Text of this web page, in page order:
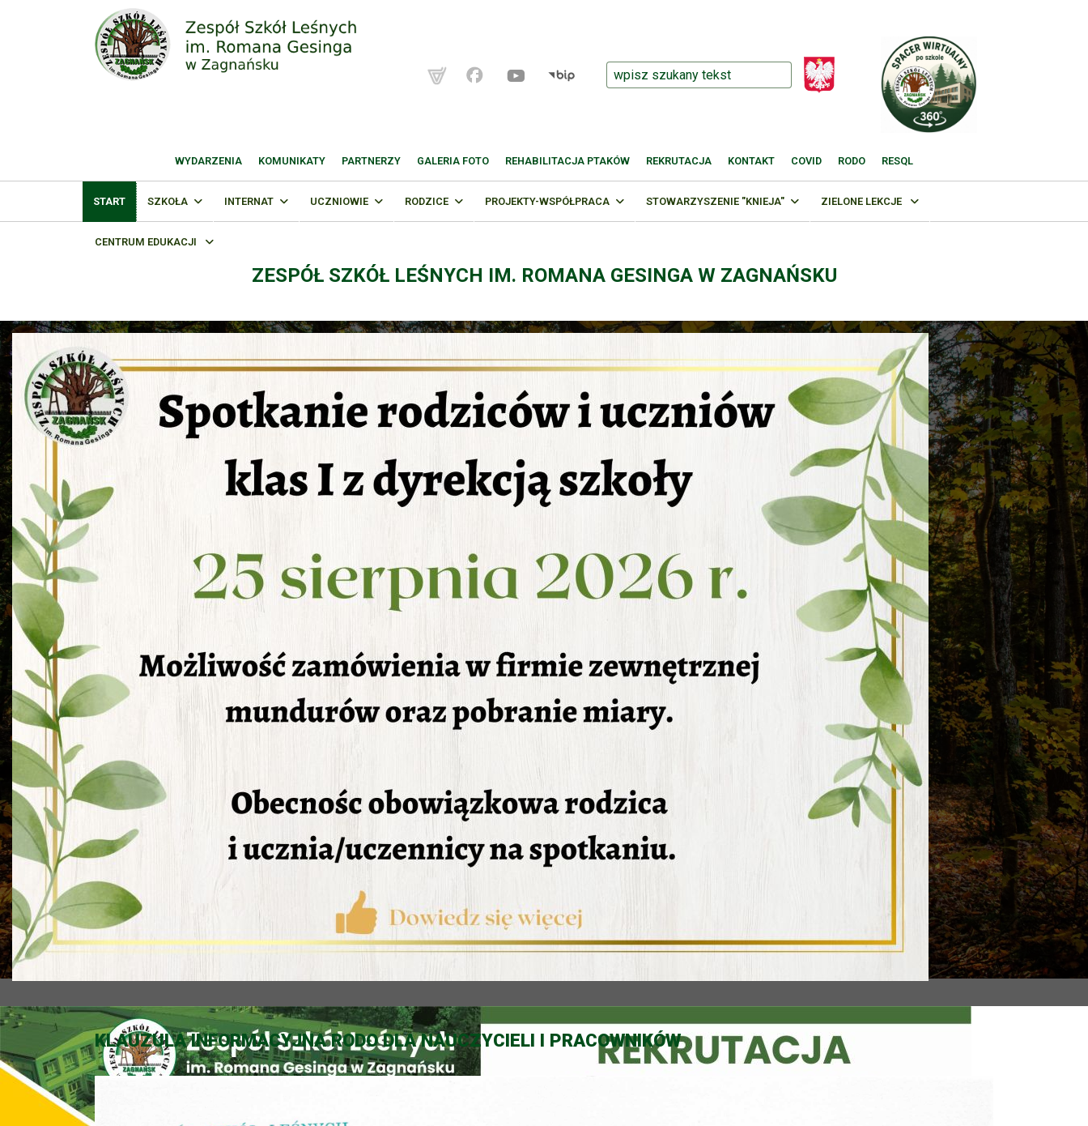
WYDARZENIA KOMUNIKATY PARTNERZY GALERIA FOTO REHABILITACJA PTAKÓW REKRUTACJA KONTAKT COVID RODO RESQL
START SZKOŁA INTERNAT UCZNIOWIE RODZICE PROJEKTY-WSPÓŁPRACA STOWARZYSZENIE "KNIEJA" ZIELONE LEKCJE
CENTRUM EDUKACJI
ZESPÓŁ SZKÓŁ LEŚNYCH IM. ROMANA GESINGA W ZAGNAŃSKU
KLAUZULA INFORMACYJNA RODO DLA NAUCZYCIELI I PRACOWNIKÓW